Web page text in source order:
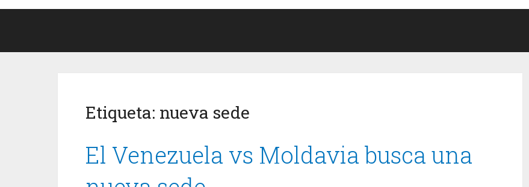
Etiqueta: nueva sede
El Venezuela vs Moldavia busca una